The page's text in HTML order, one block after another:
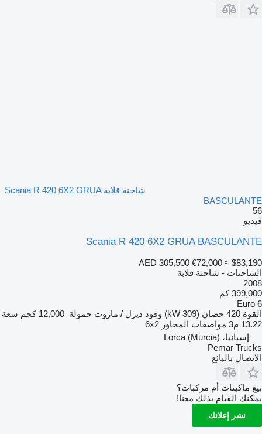
شاحنة قلابة Scania R 420 6X2 GRUA
BASCULANTE
56
فيديو
Scania R 420 6X2 GRUA BASCULANTE
AED 305,500 €72,000 ≈ $83,190
الشاحنات - شاحنة قلابة
2008
399,000 كم
Euro 6
القوة 420 حصان (309 kW) وقود ديزل / مازوت حمولة 12,000 كجم
سعة
13.22 م3
مواصفات المحاور 6x2
إسبانيا، Lorca (Murcia)
Pemar Trucks
الاتصال بالبائع
بيع ماكينات أم مركبات؟
يمكنك القيام بذلك معنا!
نشر إعلانك